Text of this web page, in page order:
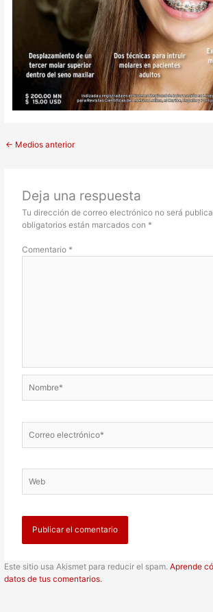
← Medios anterior
Deja una respuesta
Tu dirección de correo electrónico no será
obligatorios están marcados con *
Comentario *
electrónico*
Este sitio usa Akismet para reducir el spam.Aprende
datos de tus comentarios.